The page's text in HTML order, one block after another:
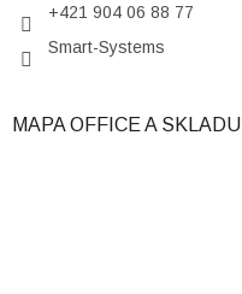
+421 904 06 88 77
Smart-Systems
MAPA OFFICE A SKLADU